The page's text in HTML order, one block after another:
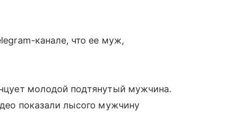
канале, что ее муж,
молодой подтянутый мужчина.
показали лысого мужчину